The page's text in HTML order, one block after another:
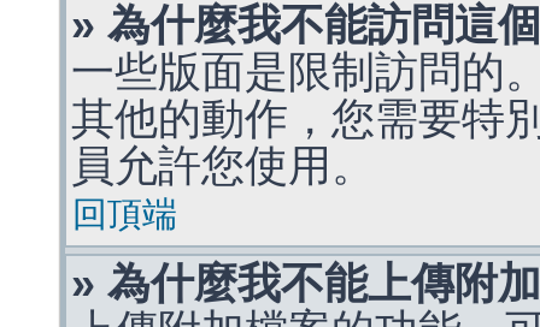
» 為什麼我不能訪問這
一些版面是限制訪問的
其他的動作，您需要特
員允許您使用。
回頂端
» 為什麼我不能上傳附